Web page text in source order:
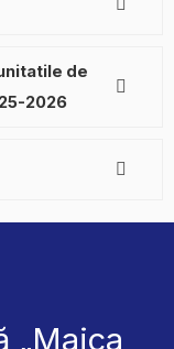
de
2026
„Maica